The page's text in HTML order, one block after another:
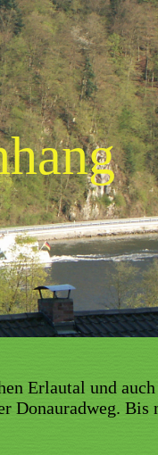
Erlautal und
Donauradweg. Bis